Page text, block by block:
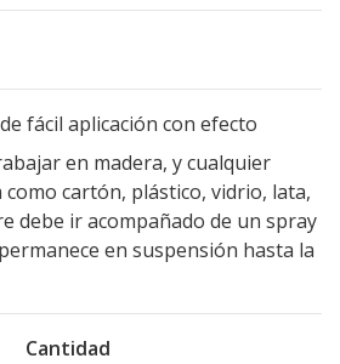
fácil aplicación con efecto
en madera, y cualquier
cartón, plástico, vidrio, lata,
debe ir acompañado de un spray
en suspensión hasta la
Cantidad